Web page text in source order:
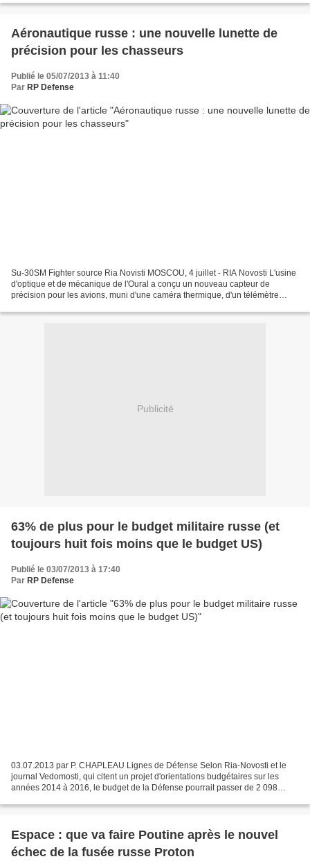
Aéronautique russe : une nouvelle lunette de
précision pour les chasseurs
Publié le 05/07/2013 à 11:40
Par RP Defense
Su-30SM Fighter source Ria Novisti MOSCOU, 4 juillet - RIA Novosti L'usine
d'optique et de mécanique de l'Oural a conçu un nouveau capteur de
précision pour les avions, muni d'une caméra thermique, d'un télémètre
Publicité
63% de plus pour le budget militaire russe (et
toujours huit fois moins que le budget US)
Publié le 03/07/2013 à 17:40
Par RP Defense
03.07.2013 par P. CHAPLEAU Lignes de Défense Selon Ria-Novosti et le
journal Vedomosti, qui citent un projet d'orientations budgétaires sur les
années 2014 à 2016, le budget de la Défense pourrait passer de 2 098
Espace : que va faire Poutine après le nouvel
échec de la fusée russe Proton